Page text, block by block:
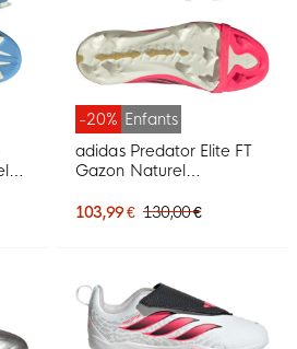
-20% Enfants
adidas Predator Elite FT
Gazon Naturel
Enfants Rose Vif Gris
103,99 € 130,00 €